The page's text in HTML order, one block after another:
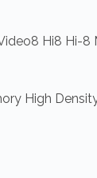
Hi8 Hi-8
High